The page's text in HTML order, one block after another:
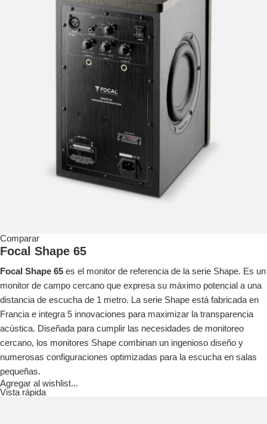
Comparar
Focal Shape 65
Focal Shape 65 es el monitor de referencia de la serie Shape. Es un
monitor de campo cercano que expresa su máximo potencial a una
distancia de escucha de 1 metro. La serie Shape está fabricada en
Francia e integra 5 innovaciones para maximizar la transparencia
acústica. Diseñada para cumplir las necesidades de monitoreo
cercano, los monitores Shape combinan un ingenioso diseño y
numerosas configuraciones optimizadas para la escucha en salas
pequeñas.
Agregar al wishlist...
Vista rápida